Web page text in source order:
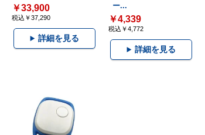
￥33,900
税込￥37,290
詳細を見る
ー...
￥4,339
税込￥4,772
詳細を見る